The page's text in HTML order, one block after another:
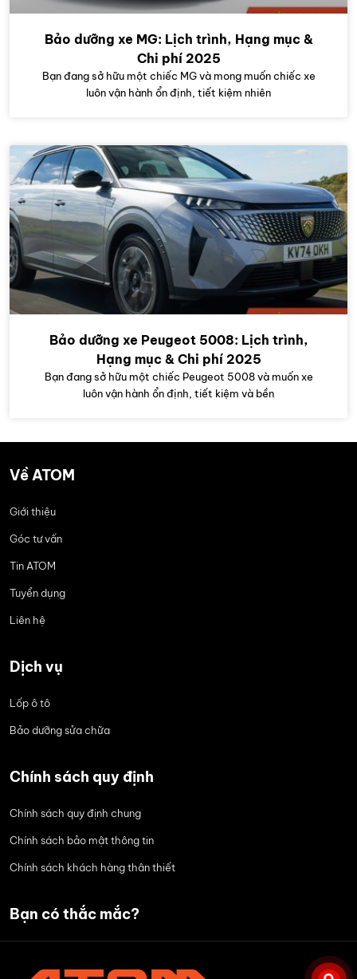
Bảo dưỡng xe MG: Lịch trình, Hạng mục &
Chi phí 2025
Bạn đang sở hữu một chiếc MG và mong muốn chiếc xe
luôn vận hành ổn định, tiết kiệm nhiên
Bảo dưỡng xe Peugeot 5008: Lịch trình,
Hạng mục & Chi phí 2025
Bạn đang sở hữu một chiếc Peugeot 5008 và muốn xe
luôn vận hành ổn định, tiết kiệm và bền
Về ATOM
Giới thiệu
Góc tư vấn
Tin ATOM
Tuyển dụng
Liên hệ
Dịch vụ
Lốp ô tô
Bảo dưỡng sửa chữa
Chính sách quy định
Chính sách quy định chung
Chính sách bảo mật thông tin
Chính sách khách hàng thân thiết
Bạn có thắc mắc?